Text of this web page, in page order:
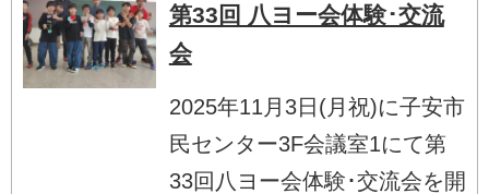
第33回 八ヨー会体験･交流
会
2025年11月3日(月祝)に子安市
民センター3F会議室1にて第
33回八ヨー会体験･交流会を開